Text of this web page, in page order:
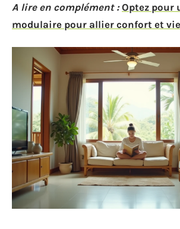
A lire en complément : Optez pour
modulaire pour allier confort et